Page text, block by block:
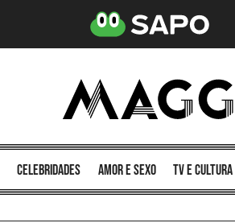
celebridades amor e sexo TV e cultura